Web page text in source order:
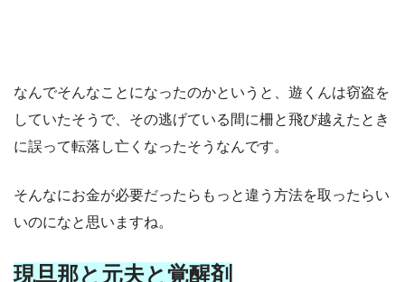
なんでそんなことになったのかというと、遊くんは窃盗を
していたそうで、その逃げている間に柵と飛び越えたとき
に誤って転落し亡くなったそうなんです。
そんなにお金が必要だったらもっと違う方法を取ったらい
いのになと思いますね。
現旦那と元夫と覚醒剤